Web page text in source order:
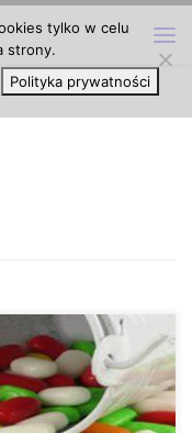
w Hiszpanii, CBD
szybką ulgę w
tylko w celu
strony.
Polityka prywatności